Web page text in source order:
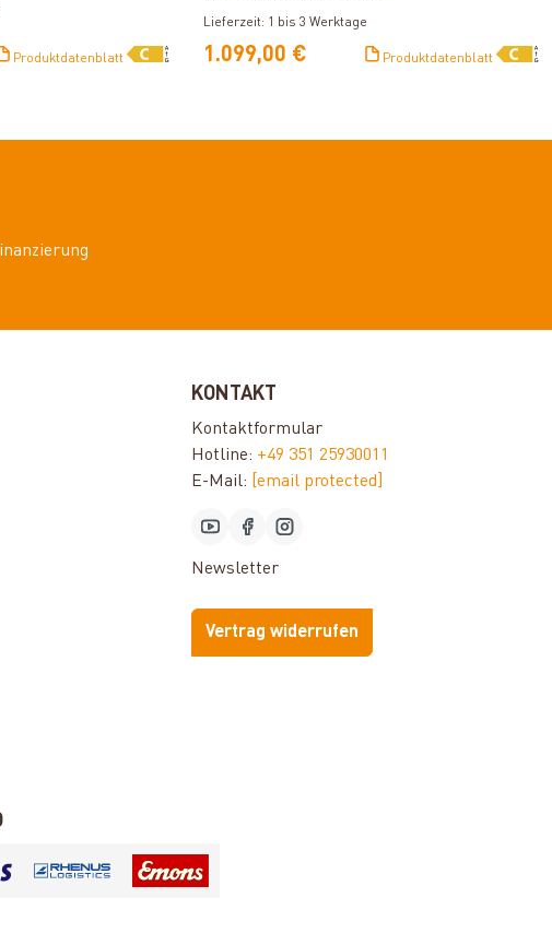
Produktdatenblatt
Lieferzeit: 1 bis 3 Werktage
1.099,00 € Produktdatenblatt
KONTAKT
Kontaktformular
Hotline: +49 351 25930011
E-Mail:
[email protected]
Newsletter
Vertrag widerrufen